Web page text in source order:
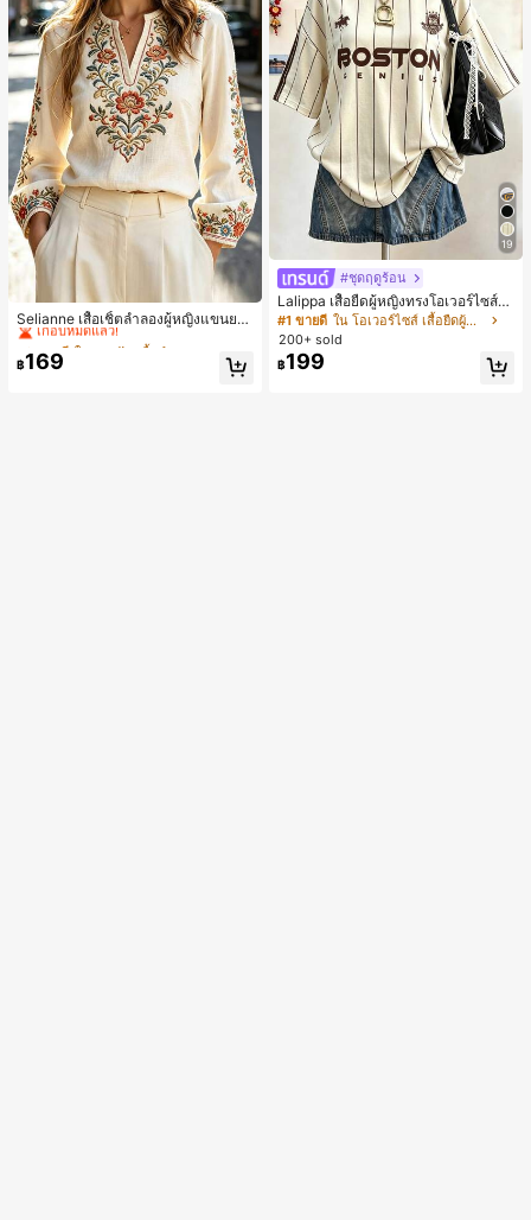
Selianne เสื้อเชิ้ตลำลองผู้หญิงแขนยา
ว คอวีเว้า ลายดอกไม้
ใน งานปัก เสื้อทำงาน
เกือบหมดแล้ว!
#2 ขายดี ใน งานปัก เสื้อทำงาน
เกือบหมดแล้ว!
#2 ขายดี ใน งานปัก เสื้อทำงาน
เกือบหมดแล้ว!
฿169
19
#ชุดฤดูร้อน
Lalippa เสื้อยืดผู้หญิงทรงโอเวอร์ไซส์ค
วามยาวกลาง คอกลม ไหล่ตก ลายพิมพ์
ตัวอักษรและลายทางแนวตั้ง สไตล์แฟชั่
นมินิมอล ของขวัญให้เพื่อน
#1 ขายดี
ใน โอเวอร์ไซส์ เสื้อยืดผู้หญิง
200+ sold
฿199